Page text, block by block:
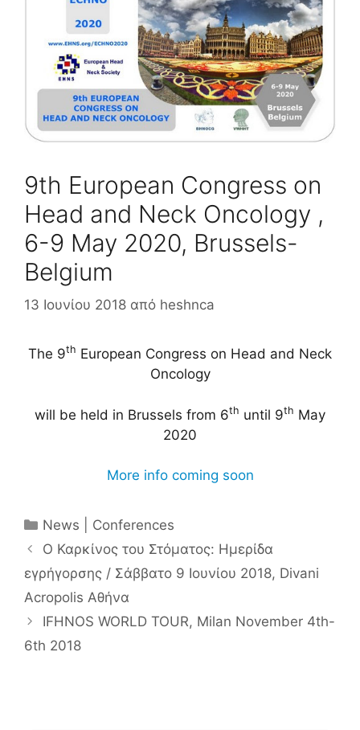
9th European Congress on
Head and Neck Oncology ,
6-9 May 2020, Brussels-
Belgium
13 Ιουνίου 2018 από heshnca
The 9th European Congress on Head and Neck
Oncology
will be held in Brussels from 6th until 9th May
2020
More info coming soon
Κατηγορίες
News | Conferences
Ο Καρκίνος του Στόματος: Ημερίδα
εγρήγορσης / Σάββατο 9 Ιουνίου 2018, Divani
Acropolis Αθήνα
IFHNOS WORLD TOUR, Milan November 4th-
6th 2018